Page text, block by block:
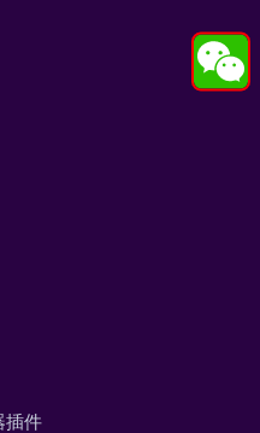
插件